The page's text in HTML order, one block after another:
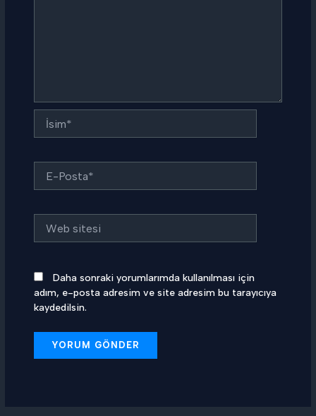
İsim*
Posta*
sitesi
Daha sonraki yorumlarımda kullanılması için
adım, e-posta adresim ve site adresim bu tarayıcıya
kaydedilsin.